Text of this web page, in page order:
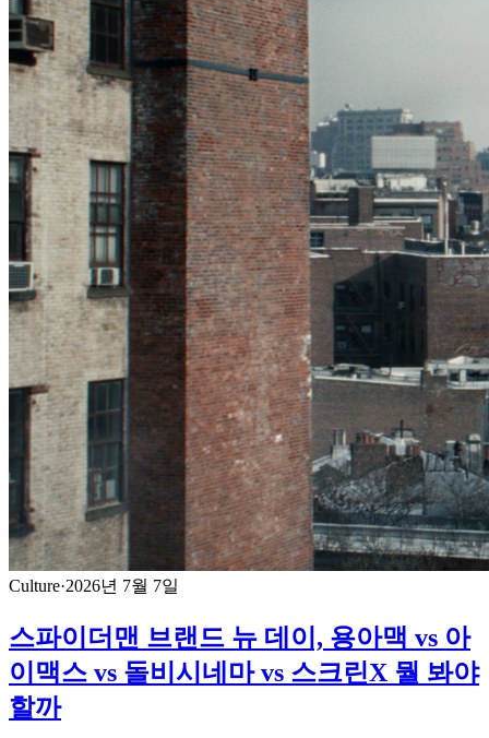
Culture·2026년 7월 7일
스파이더맨 브랜드 뉴 데이, 용아맥 vs 아
이맥스 vs 돌비시네마 vs 스크린X 뭘 봐야
할까